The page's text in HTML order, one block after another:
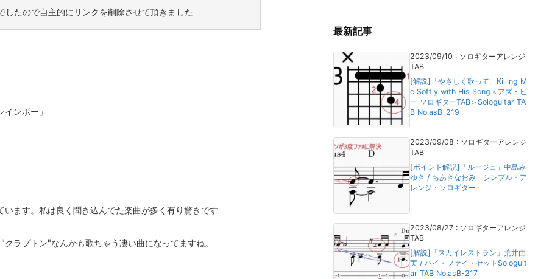
たので自主的にリンクを削除させて頂きました
ンボー」
ます。私は良く聞き込んでた楽曲が多く有り驚きです
ラプトン"なんかも歌ちゃう凄い曲になってますね。
最新記事
2023/09/10 : ソロギターアレンジ
TAB
[解説]「やさしく歌って」Killing M
e Softly with His Song＜アズ・ビ
ー ソロギターTAB＞Sologuitar TA
B No.asB-219
2023/09/08 : ソロギターアレンジ
TAB
[ポイント解説]「ルージュ」中島み
ゆき / ちあきなおみ シンプル・ア
レンジ・ソロギター
2023/08/27 : ソロギターアレンジ
TAB
[解説]「スカイレストラン」荒井由
実 / ハイ・ファイ・セットSologuit
ar TAB No.asB-217